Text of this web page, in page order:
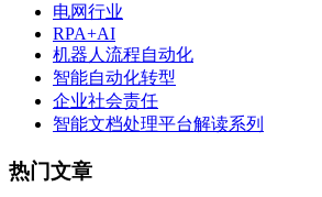
电网行业
RPA+AI
机器人流程自动化
智能自动化转型
企业社会责任
智能文档处理平台解读系列
热门文章